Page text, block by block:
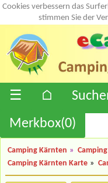
Cookies verbessern das
stimmen Sie der
☰ ⌂
Merkbox(0)
Camping Kärnten »
Camping Kärnten Karte »